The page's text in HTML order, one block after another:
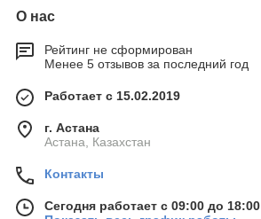
О нас
Рейтинг не сформирован
Менее 5 отзывов за последний год
Работает с 15.02.2019
г. Астана
Астана, Казахстан
Контакты
Сегодня работает с 09:00 до 18:00